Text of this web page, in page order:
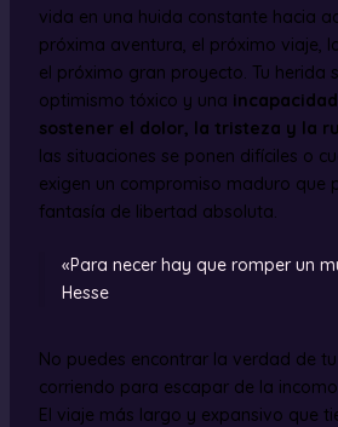
vida en una huida constante hacia
próxima aventura, el próximo viaje,
el próximo gran proyecto. Tu herida
optimismo tóxico y una
sostener el dolor, la tristeza y la
las situaciones se ponen difíciles o
exigen un compromiso maduro que
fantasía de libertad absoluta.
«Para necer hay que romper un
Hesse
No puedes encontrar la verdad de
corriendo para escapar de la
El viaje más largo y expansivo que